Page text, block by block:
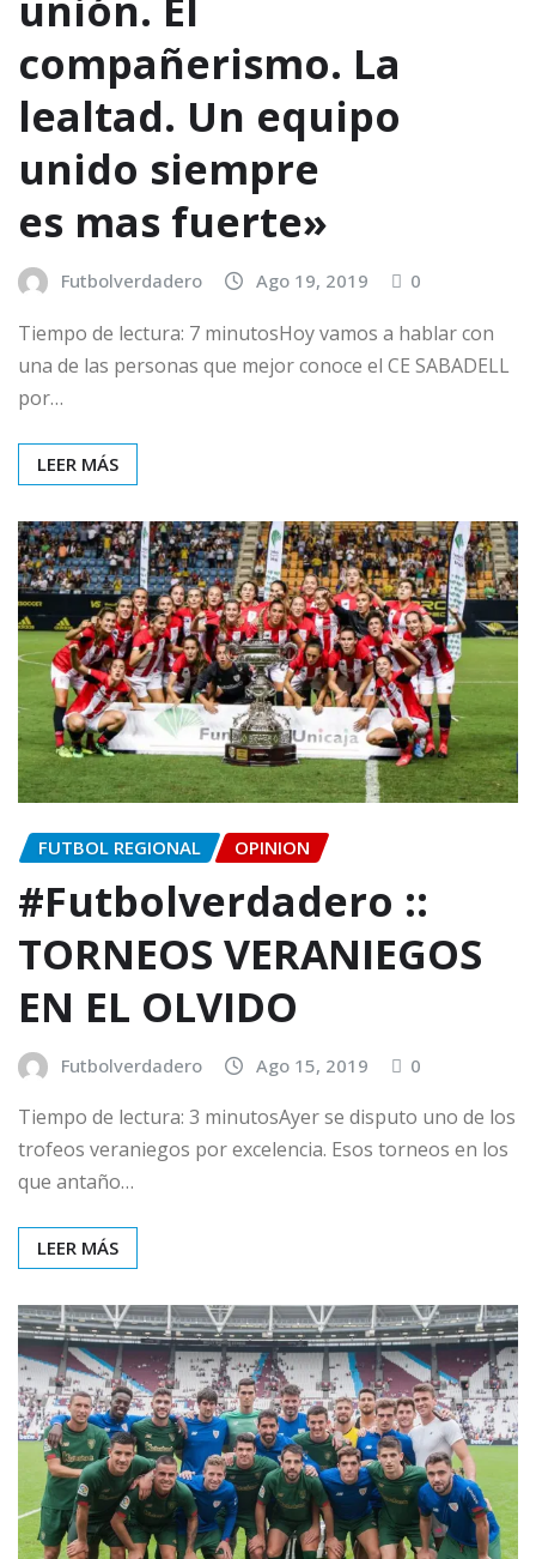
unión. El
compañerismo. La
lealtad. Un equipo
unido siempre
es mas fuerte»
Futbolverdadero Ago 19, 2019 0
Tiempo de lectura: 7 minutosHoy vamos a hablar con
una de las personas que mejor conoce el CE SABADELL
por…
LEER MÁS
FUTBOL REGIONAL OPINION
#Futbolverdadero ::
TORNEOS VERANIEGOS
EN EL OLVIDO
Futbolverdadero Ago 15, 2019 0
Tiempo de lectura: 3 minutosAyer se disputo uno de los
trofeos veraniegos por excelencia. Esos torneos en los
que antaño…
LEER MÁS